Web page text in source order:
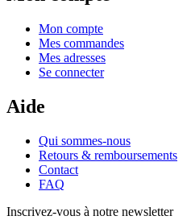
Mon compte
Mes commandes
Mes adresses
Se connecter
Aide
Qui sommes-nous
Retours & remboursements
Contact
FAQ
Inscrivez-vous à notre newsletter